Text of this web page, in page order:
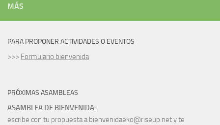
MÁS
PARA PROPONER ACTIVIDADES O EVENTOS
>>> Formulario bienvenida
PRÓXIMAS ASAMBLEAS
ASAMBLEA DE BIENVENIDA:
escribe con tu propuesta a bienvenidaeko@riseup.net y te